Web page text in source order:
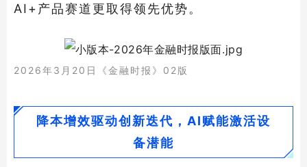
AI+产品赛道更取得领先优势。
2026年3月20日《金融时报》02版
降本增效驱动创新迭代，AI赋能激活设
备潜能